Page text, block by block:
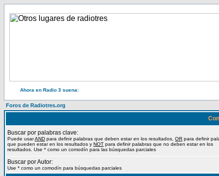
Ahora en Radio 3 suena:
Foros de Radiotres.org
Buscar por palabras clave:
Puede usarAND para definir palabras que deben estar en los resultados, OR para definir
que pueden estar en los resultados y NOT para definir palabras que no deben estar en los
resultados. Use * como un comodín para las búsquedas parciales
Buscar por Autor:
Use * como un comodín para búsquedas parciales